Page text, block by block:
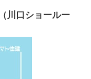
川口ショールー